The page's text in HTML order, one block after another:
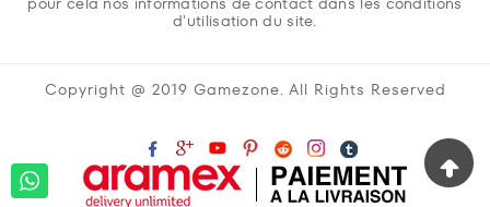
d'utilisation du site.
Copyright @ 2019 Gamezone. All Rights Reserved